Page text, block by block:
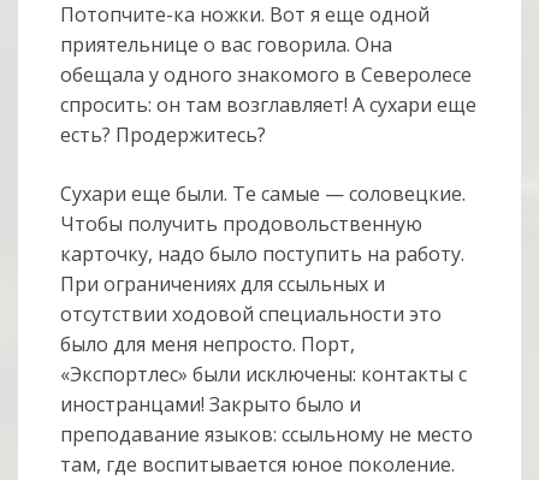
Потопчите-ка ножки. Вот я еще одной
приятельнице о вас говорила. Она
обещала у одного знакомого в Северолесе
спросить: он там возглавляет! А сухари еще
есть? Продержитесь?
Сухари еще были. Те самые — соловецкие.
Чтобы получить продовольственную
карточку, надо было поступить на работу.
При ограничениях для ссыльных и
отсутствии ходовой специальности это
было для меня непросто. Порт,
«Экспортлес» были исключены: контакты с
иностранцами! Закрыто было и
преподавание языков: ссыльному не место
там, где воспитывается юное поколение.